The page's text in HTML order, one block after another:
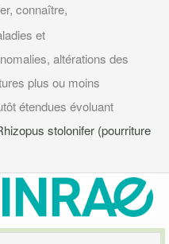
connaître,
et
altérations des
plus ou moins
étendues évoluant
stolonifer (pourriture